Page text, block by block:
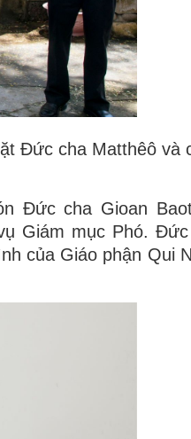
Đức cha Matthêô và
Đức cha Gioan
Giám mục Phó.
của Giáo phận Qui